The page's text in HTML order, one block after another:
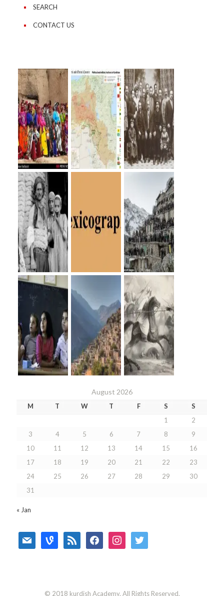
SEARCH
CONTACT US
August 2026
M T W T F S
S
1
2
3
4 5 6 7 8
9
10
11 12 13 14 15
16
17
18 19 20 21 22
23
24
25 26 27 28 29
30
31
« Jan
mail vine rss facebookinstagramtwitter
© 2018 kurdish Academy. All Rights Reserved.